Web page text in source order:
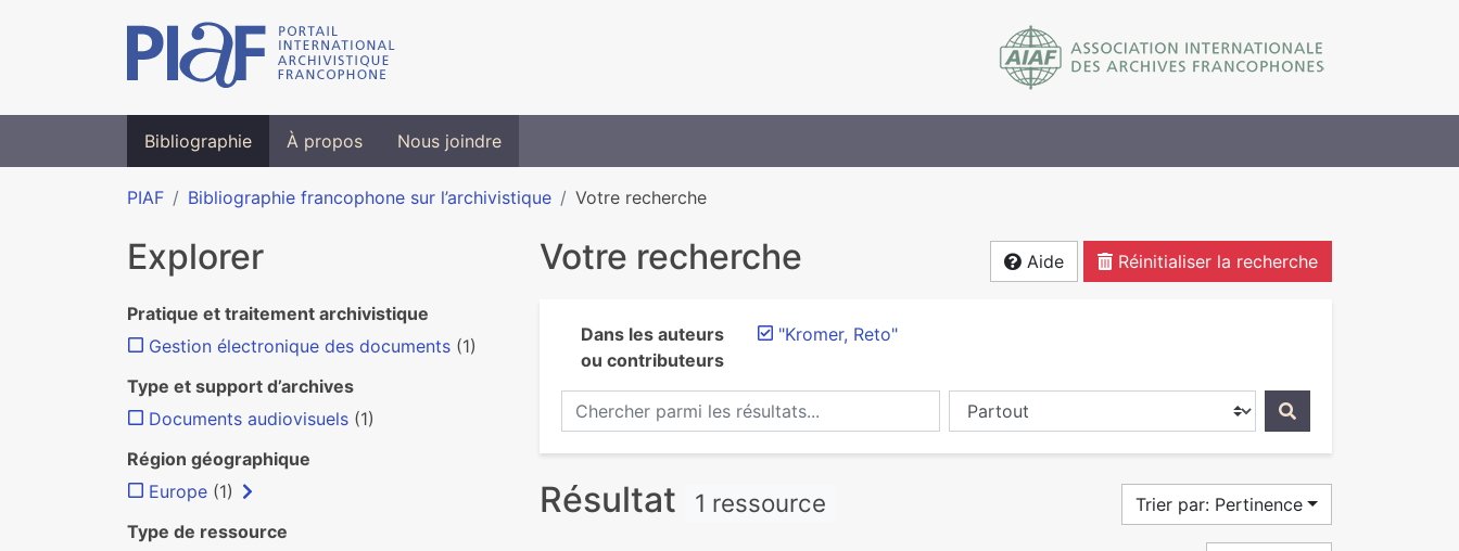
Bibliographie À propos Nous joindre
PIAF Bibliographie francophone sur l’archivistique Votre recherche
Votre recherche Aide Réinitialiser la recherche
Dans les auteurs
ou contributeurs
"Kromer, Reto"
Chercher parmi les résultats... Chercher dans...
Résultat 1 ressource Trier par: Pertinence
Explorer
Pratique et traitement archivistique
Gestion électronique des documents (1)
Type et support d’archives
Documents audiovisuels (1)
Région géographique
Europe (1)
Type de ressource